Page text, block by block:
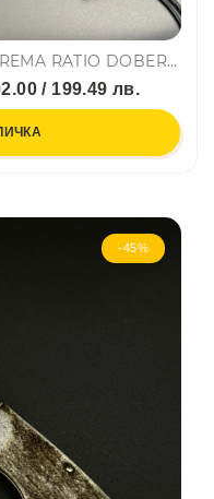
Тежък тактически нож EXTREMA RATIO DOBERMANN IV Classic, стомана Böhler N690, тактическа кания
/ 199.49 лв.
-45%